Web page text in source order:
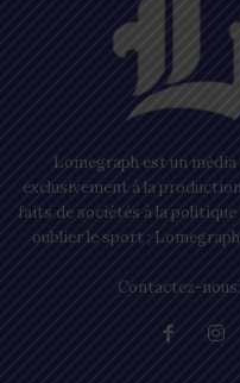
Lomegraph est un
exclusivement à la
faits de sociétés à la politique
oublier le sport ;
Contactez-nous: